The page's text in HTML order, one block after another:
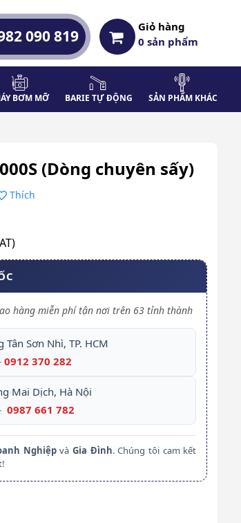
090 819
Giỏ hàng
0sản phẩm
BƠM MỠ BARIE TỰ ĐỘNG SẢN PHẨM KHÁC
(Dòng chuyên sấy)
Thích
hàng miễn phí tận nơi trên 63 tỉnh thành
Sơn Nhì, TP. HCM
0912 370 282
Mai Dịch, Hà Nội
0987 661 782
NghiệpvàGia Đình. Chúng tôi cam kết